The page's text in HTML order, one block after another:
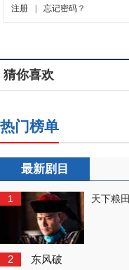
猜你喜欢
热门榜单
最新剧目
1 天下粮田
2 东风破